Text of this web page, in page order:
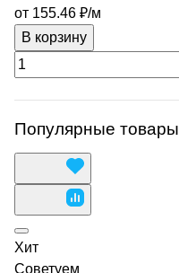
от 155.46 ₽/м
В корзину
Популярные товары
Хит
Советуем